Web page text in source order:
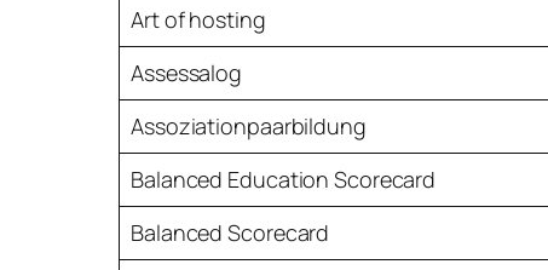
Art of hosting
Assessalog
Assoziationpaarbildung
Balanced Education Scorecard
Balanced Scorecard